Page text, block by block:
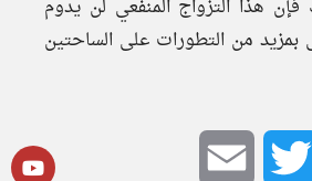
فإن هذا التزواج المنفعي لن يدوم
بمزيد من التطورات على الساحتين
WhatsApp
Twitter